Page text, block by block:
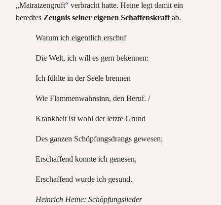
„Matratzengruft“ verbracht hatte. Heine legt damit ein
beredtes Zeugnis seiner eigenen Schaffenskraft ab.
Warum ich eigentlich erschuf
Die Welt, ich will es gern bekennen:
Ich fühlte in der Seele brennen
Wie Flammenwahnsinn, den Beruf. /
Krankheit ist wohl der letzte Grund
Des ganzen Schöpfungsdrangs gewesen;
Erschaffend konnte ich genesen,
Erschaffend wurde ich gesund.
Heinrich Heine: Schöpfungslieder